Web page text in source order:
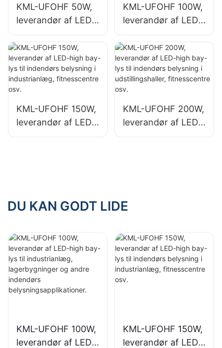
KML-UFOHF 50W,
leverandør af LED-
high bay-lys til
industrianlæg,
lagerbygninger og
andre indendørs
belysningsapplikati
KML-UFOHF 100W,
leverandør af LED-
high bay-lys til
industrianlæg,
lagerbygninger og
andre indendørs
belysningsapplikati
KML-UFOHF 150W,
leverandør af LED-
high bay-lys til
KML-UFOHF 200W,
leverandør af LED-
high bay-lys til
DU KAN GODT LIDE
KML-UFOHF 100W,
leverandør af LED-
KML-UFOHF 150W,
leverandør af LED-